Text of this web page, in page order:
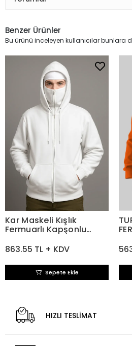
Benzer Ürünler
Bu ürünü inceleyen kullanıcılar bunlara
Kar Maskeli Kışlık
Fermuarlı Kapşonlu
863.55 TL + KDV
Sepete Ekle
HIZLI TESLİMAT